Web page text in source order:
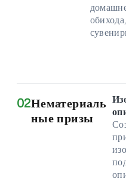
обихода,
02Нематериаль
ные призы